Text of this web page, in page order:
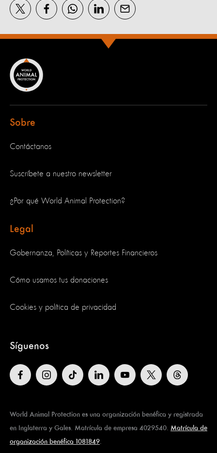
Sobre
Contáctanos
Suscríbete a nuestro newsletter
¿Por qué World Animal Protection?
Legal
Gobernanza, Políticas y Reportes Financieros
Cómo usamos tus donaciones
Cookies y política de privacidad
Síguenos
World Animal Protection es una organización benéfica y registrada
en Inglaterra y Gales. Matrícula de empresa 4029540. Matrícula de
organización benéfica 1081849